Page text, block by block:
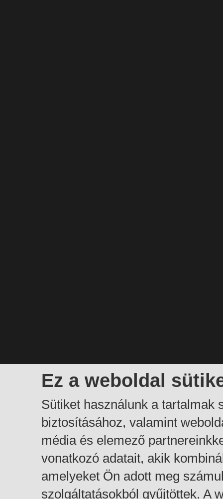
Ez a weboldal
Sütiket használunk a tartalmak
biztosításához, valamint
média és elemező
vonatkozó adatait, akik
amelyeket Ön adott meg
szolgáltatásokból gyűjtöttek. A